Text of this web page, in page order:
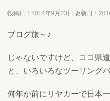
投稿日：2014年9月23日 更新日：
ブログ旅～♪
じゃないですけど、ココ県
と、いろいろなツーリング
何年か前にリヤカーで日本